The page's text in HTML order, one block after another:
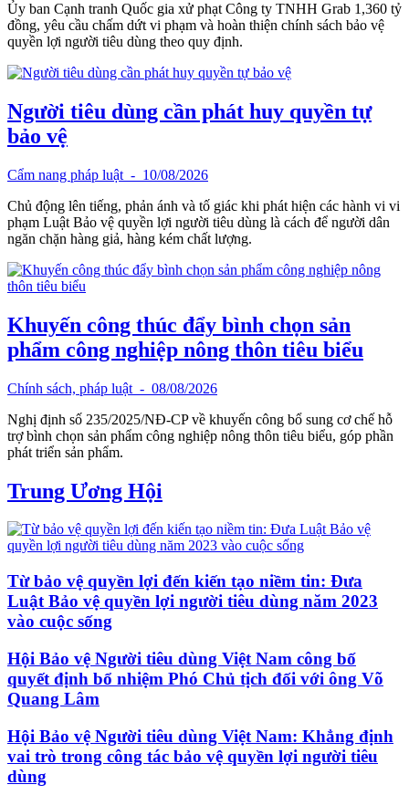
Ủy ban Cạnh tranh Quốc gia xử phạt Công ty TNHH Grab 1,360 tỷ
đồng, yêu cầu chấm dứt vi phạm và hoàn thiện chính sách bảo vệ
quyền lợi người tiêu dùng theo quy định.
Người tiêu dùng cần phát huy quyền tự
bảo vệ
Cẩm nang pháp luật - 10/08/2026
Chủ động lên tiếng, phản ánh và tố giác khi phát hiện các hành vi vi
phạm Luật Bảo vệ quyền lợi người tiêu dùng là cách để người dân
ngăn chặn hàng giả, hàng kém chất lượng.
Khuyến công thúc đẩy bình chọn sản
phẩm công nghiệp nông thôn tiêu biểu
Chính sách, pháp luật - 08/08/2026
Nghị định số 235/2025/NĐ-CP về khuyến công bổ sung cơ chế hỗ
trợ bình chọn sản phẩm công nghiệp nông thôn tiêu biểu, góp phần
phát triển sản phẩm.
Trung Ương Hội
Từ bảo vệ quyền lợi đến kiến tạo niềm tin: Đưa
Luật Bảo vệ quyền lợi người tiêu dùng năm 2023
vào cuộc sống
Hội Bảo vệ Người tiêu dùng Việt Nam công bố
quyết định bổ nhiệm Phó Chủ tịch đối với ông Võ
Quang Lâm
Hội Bảo vệ Người tiêu dùng Việt Nam: Khẳng định
vai trò trong công tác bảo vệ quyền lợi người tiêu
dùng